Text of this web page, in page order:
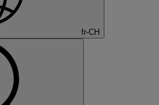
fr-CH